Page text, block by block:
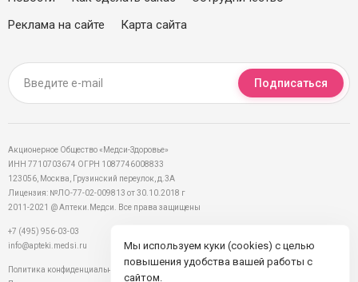
Реклама на сайте
Карта сайта
Подписаться
Акционерное Общество «Медси-Здоровье»
ИНН 7710703674 ОГРН 1087746008833
123056, Москва, Грузинский переулок, д.3А
Лицензия: №ЛО-77-02-009813 от 30.10.2018 г
2011-2021 @ Аптеки.Медси. Все права защищены
+7 (495) 956-03-03
info@apteki.medsi.ru
Политика конфиденциальности
Мы используем куки (cookies) с целью
повышения удобства вашей работы с
сайтом.